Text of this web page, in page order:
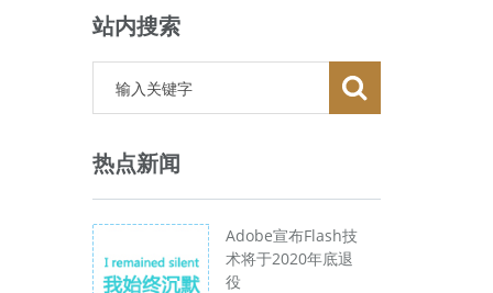
站内搜索
热点新闻
Adobe宣布Flash技
术将于2020年底退
役